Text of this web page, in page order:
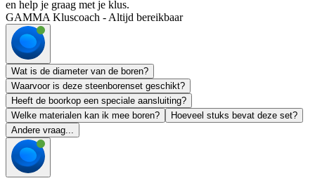
en help je graag met je klus.
GAMMA Kluscoach - Altijd bereikbaar
Wat is de diameter van de boren?
Waarvoor is deze steenborenset geschikt?
Heeft de boorkop een speciale aansluiting?
Welke materialen kan ik mee boren?
Hoeveel stuks bevat deze set?
Andere vraag...